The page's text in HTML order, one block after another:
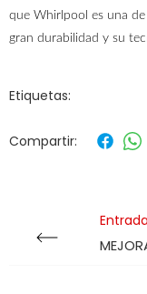
que Whirlpool es una
gran durabilidad y su
Etiquetas:
Compartir: